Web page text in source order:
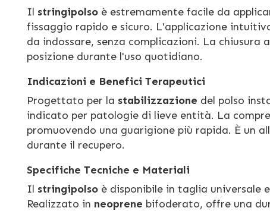
Il stringipolso è estremamente facile da
fissaggio rapido e sicuro. L'applicazione
da indossare, senza complicazioni. La
posizione durante l'uso quotidiano.
Indicazioni e Benefici Terapeutici
Progettato per la stabilizzazione del polso
indicato per patologie di lieve entità. La
promuovendo una guarigione più rapida. È un
durante il recupero.
Specifiche Tecniche e Materiali
Il stringipolso è disponibile in taglia universale
Realizzato in neoprene bifoderato, offre una